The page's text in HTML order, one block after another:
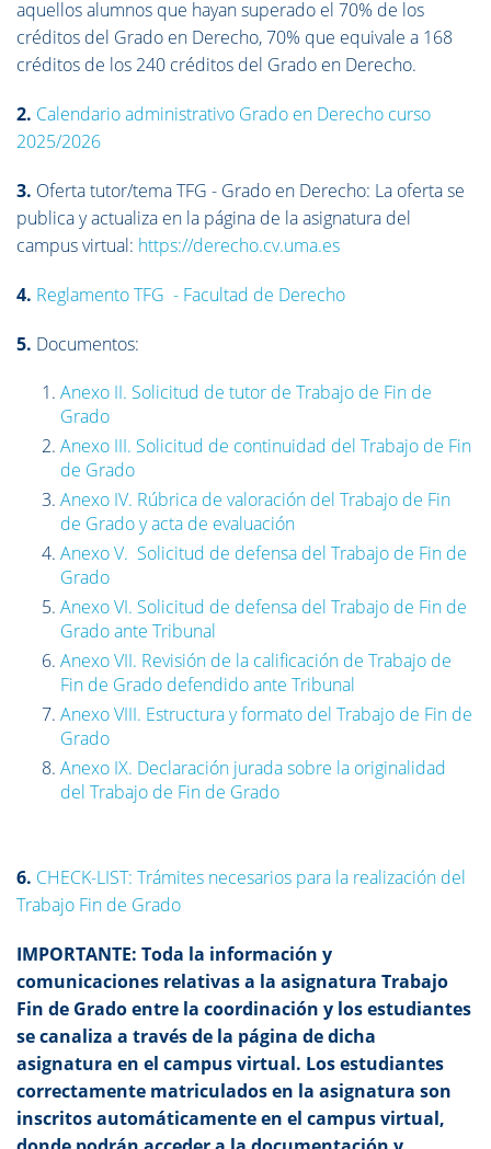
aquellos alumnos que hayan superado el 70% de los
créditos del Grado en Derecho, 70% que equivale a 168
créditos de los 240 créditos del Grado en Derecho.
2. Calendario administrativo Grado en Derecho curso
2025/2026
3. Oferta tutor/tema TFG - Grado en Derecho: La oferta se
publica y actualiza en la página de la asignatura del
campus virtual: https://derecho.cv.uma.es
4. Reglamento TFG - Facultad de Derecho
5. Documentos:
Anexo II. Solicitud de tutor de Trabajo de Fin de
Grado
Anexo III. Solicitud de continuidad del Trabajo de Fin
de Grado
Anexo IV. Rúbrica de valoración del Trabajo de Fin
de Grado y acta de evaluación
Anexo V. Solicitud de defensa del Trabajo de Fin de
Grado
Anexo VI. Solicitud de defensa del Trabajo de Fin de
Grado ante Tribunal
Anexo VII. Revisión de la calificación de Trabajo de
Fin de Grado defendido ante Tribunal
Anexo VIII. Estructura y formato del Trabajo de Fin de
Grado
Anexo IX. Declaración jurada sobre la originalidad
del Trabajo de Fin de Grado
6. CHECK-LIST: Trámites necesarios para la realización del
Trabajo Fin de Grado
IMPORTANTE: Toda la información y
comunicaciones relativas a la asignatura Trabajo
Fin de Grado entre la coordinación y los estudiantes
se canaliza a través de la página de dicha
asignatura en el campus virtual. Los estudiantes
correctamente matriculados en la asignatura son
inscritos automáticamente en el campus virtual,